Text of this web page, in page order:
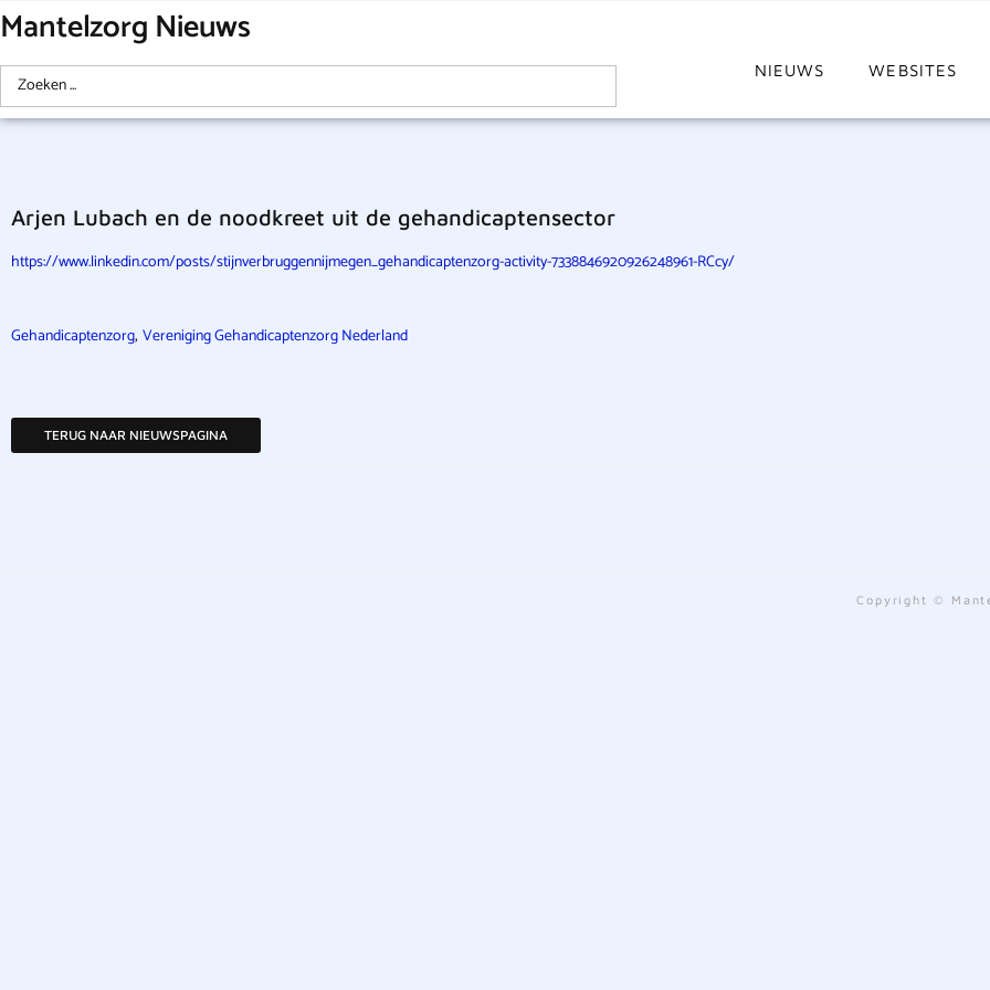
Mantelzorg Nieuws
NIEUWS WEBSITES
Arjen Lubach en de noodkreet uit de gehandicaptensector
https://www.linkedin.com/posts/stijnverbruggennijmegen_gehandicaptenzorg-activity-7338846920926248961-RCcy/
Gehandicaptenzorg, Vereniging Gehandicaptenzorg Nederland
TERUG NAAR NIEUWSPAGINA
Copyright ©